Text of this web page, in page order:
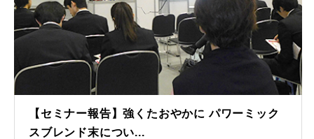
【セミナー報告】強くたおやかに パワーミック
スブレンド末につい...